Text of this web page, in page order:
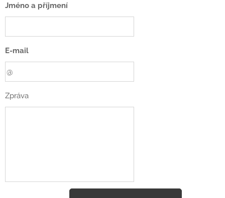
Jméno a příjmení
E-mail
Zpráva